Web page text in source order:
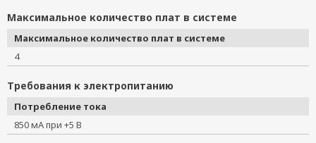
Максимальное количество плат в системе
Максимальное количество плат в системе
4
Требования к электропитанию
Потребление тока
850 мА при +5 В